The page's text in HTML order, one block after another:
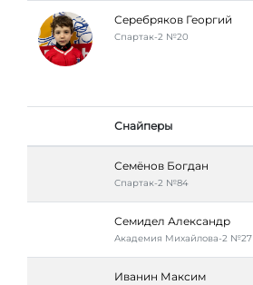
Серебряков Георгий
Спартак-2 №20
Снайперы
Семёнов Богдан
Спартак-2 №84
Семидел Александр
Академия Михайлова-2 №27
Иванин Максим